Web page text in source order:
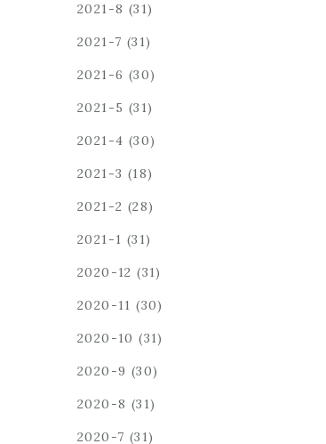
2021-8 (31)
2021-7 (31)
2021-6 (30)
2021-5 (31)
2021-4 (30)
2021-3 (18)
2021-2 (28)
2021-1 (31)
2020-12 (31)
2020-11 (30)
2020-10 (31)
2020-9 (30)
2020-8 (31)
2020-7 (31)